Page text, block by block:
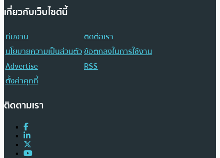
เกี่ยวกับเว็บไซต์นี้
ทีมงาน
ติดต่อเรา
นโยบายความเป็นส่วนตัวข้อตกลงในการใช้งาน
Advertise
RSS
ตั้งค่าคุกกี้
ติดตามเรา